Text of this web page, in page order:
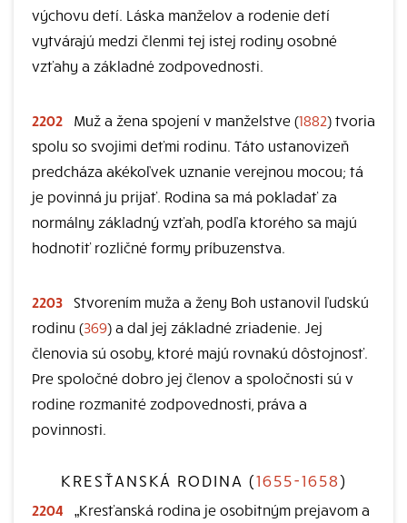
výchovu detí. Láska manželov a rodenie detí
vytvárajú medzi členmi tej istej rodiny osobné
vzťahy a základné zodpovednosti.
2202 Muž a žena spojení v manželstve (1882) tvoria
spolu so svojimi deťmi rodinu. Táto ustanovizeň
predcháza akékoľvek uznanie verejnou mocou; tá
je povinná ju prijať. Rodina sa má pokladať za
normálny základný vzťah, podľa ktorého sa majú
hodnotiť rozličné formy príbuzenstva.
2203 Stvorením muža a ženy Boh ustanovil ľudskú
rodinu (369) a dal jej základné zriadenie. Jej
členovia sú osoby, ktoré majú rovnakú dôstojnosť.
Pre spoločné dobro jej členov a spoločnosti sú v
rodine rozmanité zodpovednosti, práva a
povinnosti.
KRESŤANSKÁ RODINA (1655-1658)
2204 „Kresťanská rodina je osobitným prejavom a